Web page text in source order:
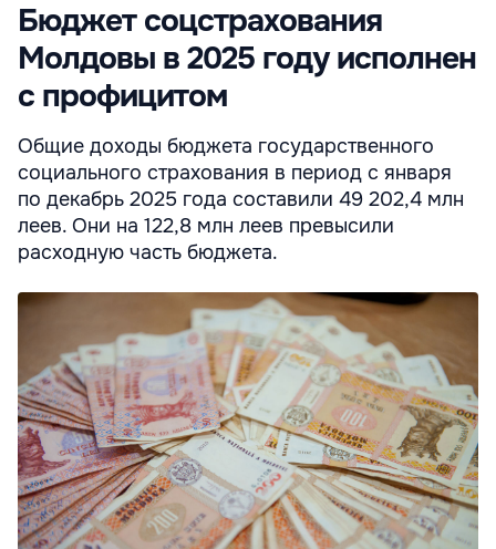
Бюджет соцстрахования
Молдовы в 2025 году исполнен
с профицитом
Общие доходы бюджета государственного
социального страхования в период с января
по декабрь 2025 года составили 49 202,4 млн
леев. Они на 122,8 млн леев превысили
расходную часть бюджета.